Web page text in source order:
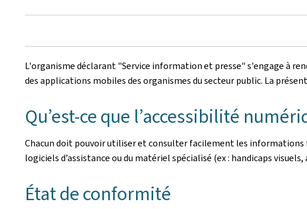
L'organisme déclarant"Service information et presse"s'engage à
des applications mobiles des organismes du secteur public. La
Qu’est-ce que l’accessibilité
Chacun doit pouvoir utiliser et consulter facilement les
logiciels d’assistance ou du matériel spécialisé (ex : handicaps
État de conformité